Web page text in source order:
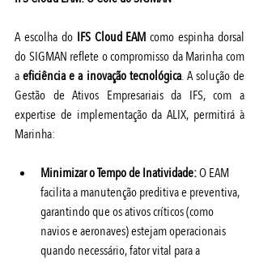
A escolha do IFS Cloud EAM como espinha dorsal
do SIGMAN reflete o compromisso da Marinha com
a eficiência e a inovação tecnológica. A solução de
Gestão de Ativos Empresariais da IFS, com a
expertise de implementação da ALIX, permitirá à
Marinha:
Minimizar o Tempo de Inatividade: O EAM
facilita a manutenção preditiva e preventiva,
garantindo que os ativos críticos (como
navios e aeronaves) estejam operacionais
quando necessário, fator vital para a